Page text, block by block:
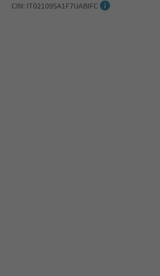
CIN: IT021095A1F7UABIFC